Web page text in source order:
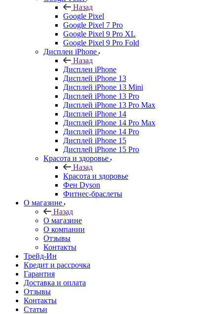
Назад
Google Pixel
Google Pixel 7 Pro
Google Pixel 9 Pro XL
Google Pixel 9 Pro Fold
Дисплеи iPhone
Назад
Дисплеи iPhone
Дисплей iPhone 13
Дисплей iPhone 13 Mini
Дисплей iPhone 13 Pro
Дисплей iPhone 13 Pro Max
Дисплей iPhone 14
Дисплей iPhone 14 Pro Max
Дисплей iPhone 14 Pro
Дисплей iPhone 15
Дисплей iPhone 15 Pro
Красота и здоровье
Назад
Красота и здоровье
Фен Dyson
Фитнес-браслеты
О магазине
Назад
О магазине
О компании
Отзывы
Контакты
Трейд-Ин
Кредит и рассрочка
Гарантия
Доставка и оплата
Отзывы
Контакты
Статьи